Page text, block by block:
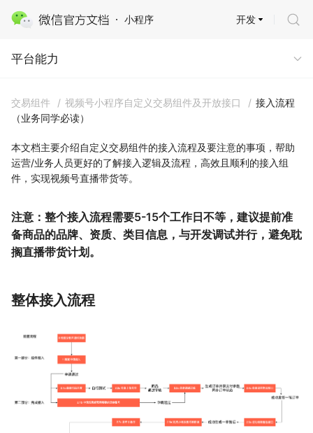
小程序
平台能力 · 商业能力
开发
平台能力
交易组件 / 视频号小程序自定义交易组件及开放接口 / 接入流程
（业务同学必读）
本文档主要介绍自定义交易组件的接入流程及要注意的事项，帮助
运营/业务人员更好的了解接入逻辑及流程，高效且顺利的接入组
件，实现视频号直播带货等。
注意：整个接入流程需要5-15个工作日不等，建议提前准
备商品的品牌、资质、类目信息，与开发调试并行，避免耽
搁直播带货计划。
整体接入流程